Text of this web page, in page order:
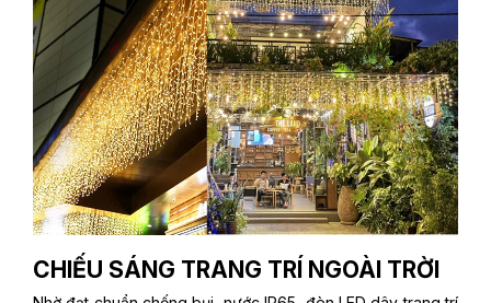
CHIẾU SÁNG TRANG TRÍ NGOÀI TRỜI